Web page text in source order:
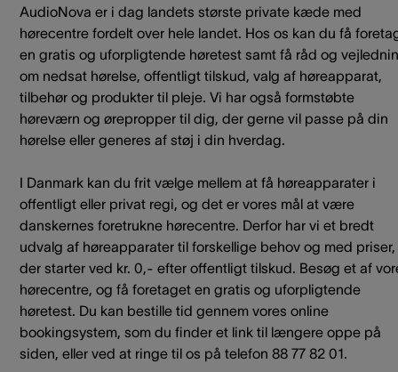
AudioNova er i dag landets største private kæde med
hørecentre fordelt over hele landet. Hos os kan du få
en gratis og uforpligtende høretest samt få råd og
om nedsat hørelse, offentligt tilskud, valg af høreapparat,
tilbehør og produkter til pleje. Vi har også formstøbte
høreværn og ørepropper til dig, der gerne vil passe på din
hørelse eller generes af støj i din hverdag.
I Danmark kan du frit vælge mellem at få høreapparater i
offentligt eller privat regi, og det er vores mål at være
danskernes foretrukne hørecentre. Derfor har vi et bredt
udvalg af høreapparater til forskellige behov og med priser,
der starter ved kr. 0,- efter offentligt tilskud. Besøg et af
hørecentre, og få foretaget en gratis og uforpligtende
høretest. Du kan bestille tid gennem vores online
bookingsystem, som du finder et link til længere oppe på
siden, eller ved at ringe til os på telefon 88 77 82 01.